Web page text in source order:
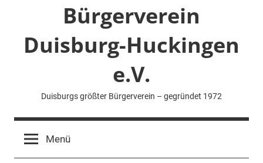
Bürgerverein
Duisburg-Huckingen
e.V.
Duisburgs größter Bürgerverein – gegründet 1972
Menü